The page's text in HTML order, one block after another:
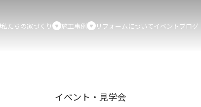
私たちの家づくり 施工事例 リフォームについてイベント ブログ
イベント・見学会